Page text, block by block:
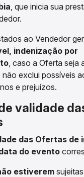
, que inicia sua
ao Vendedor
indenização por
, caso a Oferta seja
exclui possíveis
e prejuízos.
validade
das Ofertas de
do evento
estiverem